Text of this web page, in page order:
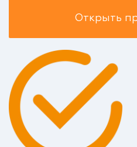
Открыть